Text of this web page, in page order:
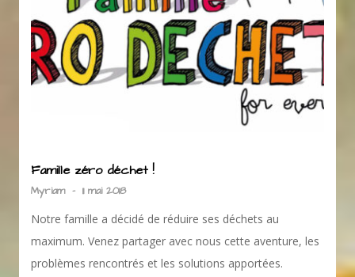
Famille zéro déchet !
Myriam - 11 mai 2018
Notre famille a décidé de réduire ses déchets au
maximum. Venez partager avec nous cette aventure, les
problèmes rencontrés et les solutions apportées.